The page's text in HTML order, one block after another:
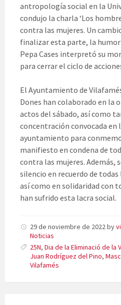
antropología social en la
condujo la charla ‘Los
contra las mujeres. Un
finalizar esta parte, la
Pepa Cases interpretó su
para cerrar el ciclo de
El Ayuntamiento de
Dones han colaborado en la
actos del sábado, así como
concentración convocada en
ayuntamiento para
manifiesto en condena de
contra las mujeres. Además,
silencio en recuerdo de todas
así como en solidaridad con
han sufrido esta lacra social.
29 de noviembre de 2022by
Noticias
25N, Dia de la Eliminació de la
Juan Rodríguez del Pino,
Vilafamés